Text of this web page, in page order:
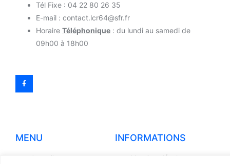
Tél Fixe : 04 22 80 26 35
E-mail : contact.lcr64@sfr.fr
Horaire Téléphonique : du lundi au samedi de
09h00 à 18h00
MENU
Accueil
INFORMATIONS
Mentions légales